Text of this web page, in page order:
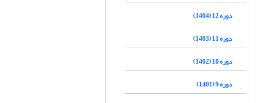
دوره 12 (1404)
دوره 11 (1403)
دوره 10 (1402)
دوره 9 (1401)